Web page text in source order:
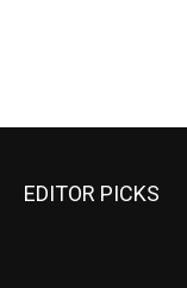
EDITOR PICKS